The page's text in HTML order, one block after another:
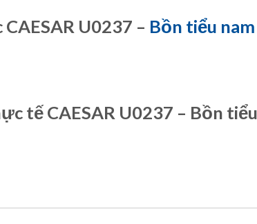
U0237 – Bồn tiểu
tế CAESAR U0237 – Bồn